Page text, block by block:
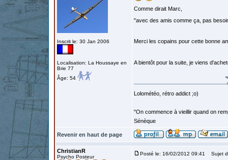
Inscrit le: 30 Jan 2006
Localisation: La Houssaye en
Brie 77
Âge: 54
Comme dirait Marc,
"avec des amis comme ça, pas
Merci les copains pour cette bonne
A bientôt pour la suite, je viens
Lolométéo, rétro addict ;o)
"On commence à vieillir quand on
Sénèque
Revenir en haut de page
ChristianR
Psycho Posteur
Posté le: 16/02/2012 09:41 Sujet